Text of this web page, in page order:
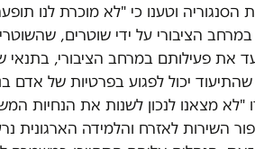
הסנגוריה וטענו כי "לא מוכרת לנו
הציבורי על ידי שוטרים,
את פעילותם במרחב הציבורי, בתנאי
יכול לפגוע בפרטיות של אדם
"לא מצאנו לנכון לשנות את הנחיות
השירות לאזרח והלמידה הארגונית